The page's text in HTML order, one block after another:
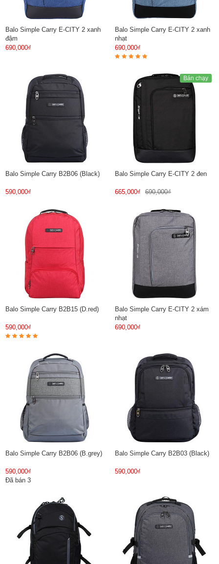
Balo Simple Carry E-CITY 2 xanh
đậm
690,000₫
Balo Simple Carry E-CITY 2 xanh
nhạt
690,000₫
Balo Simple Carry B2B06 (Black)
590,000₫
Bán chạy
Balo Simple Carry E-CITY 2 đen
665,000₫ 690,000₫
Balo Simple Carry B2B15 (D.red)
590,000₫
Balo Simple Carry E-CITY 2 xám
nhạt
690,000₫
Balo Simple Carry B2B06 (B.grey)
590,000₫
Đã bán 3
Balo Simple Carry B2B03 (Black)
590,000₫